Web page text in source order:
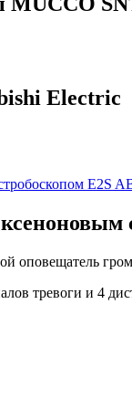
Electric
оповещатель
тревоги и 4